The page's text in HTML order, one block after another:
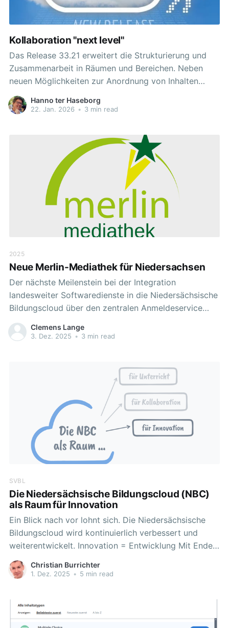
Kollaboration "next level"
Das Release 33.21 erweitert die Strukturierung und
Zusammenarbeit in Räumen und Bereichen. Neben
neuen Möglichkeiten zur Anordnung von Inhalten
werden Bearbeitungsrechte flexibler steuerbar und die
Arbeit mit Dateien in Bereichen deutlich vereinfacht.
In Dateiordnern (Bereichen) können Office-Dateien
auf Basis von Collabora direkt neu erstellt
Hanno ter Haseborg
22. Jan. 2026 • 3 min read
2025
Neue Merlin-Mediathek für Niedersachsen
Der nächste Meilenstein bei der Integration
landesweiter Softwaredienste in die Niedersächsische
Bildungscloud über den zentralen Anmeldeservice
moin.schule ist erreicht. Unter Federführung des NLQ
wurde die neue „Merlin-Mediathek“ ( https://merlin-
Schulnummer haben, angebunden. Was ist
Clemens Lange
3. Dez. 2025 • 3 min read
SVBL
Die Niedersächsische Bildungscloud (NBC)
als Raum für Innovation
Ein Blick nach vor lohnt sich. Die Niedersächsische
Bildungscloud wird kontinuierlich verbessert und
weiterentwickelt. Innovation = Entwicklung Mit Ende
des DigitalPakt Schule 2019-2024 wird die NBC
offiziell kein „DigitalPakt-Entwicklungsprojekt“ mehr
dennoch immer weiterentwickelt werden, um
Funktionen zu vergrößern und so zukünftigen Bedarfe
gerecht zu werden.
Christian Burrichter
1. Dez. 2025 • 5 min read